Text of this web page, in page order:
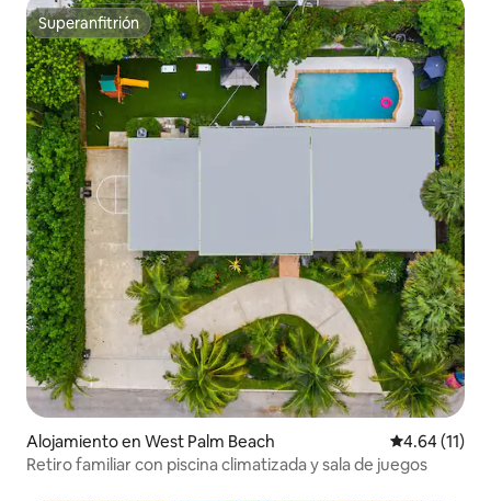
Superanfitrión
Superanfitrión
Alojamiento en West Palm Beach Calificación
4.64 (11)
Retiro familiar con piscina climatizada y sala de juegos